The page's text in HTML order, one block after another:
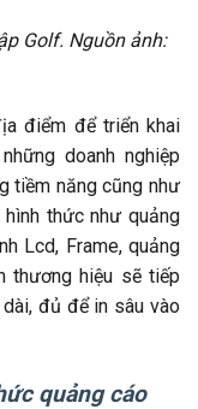
Golf. Nguồn ảnh:
điểm để triển khai
doanh nghiệp
tiềm năng cũng như
thức như quảng
Lcd, Frame, quảng
thương hiệu sẽ tiếp
đủ để in sâu vào
quảng cáo